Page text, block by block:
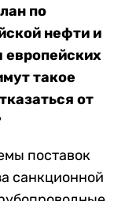
по
нефти и
европейских
такое
от
поставок
санкционной